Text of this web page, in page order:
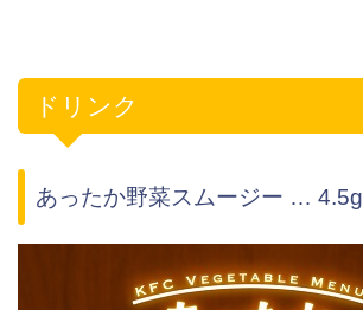
ドリンク
あったか野菜スムージー … 4.5g